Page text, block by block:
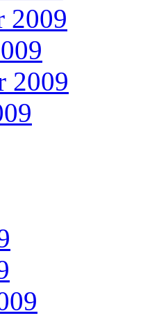
2009
2009